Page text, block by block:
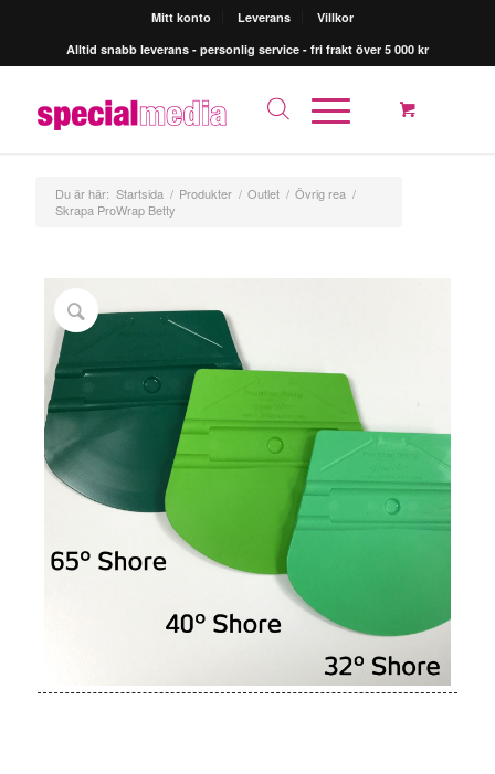
Mitt konto Leverans
Villkor
Alltid snabb leverans - personlig service - fri frakt över 5 000 kr
Du är här: Startsida / Produkter / Outlet / Övrig rea /
Skrapa ProWrap Betty